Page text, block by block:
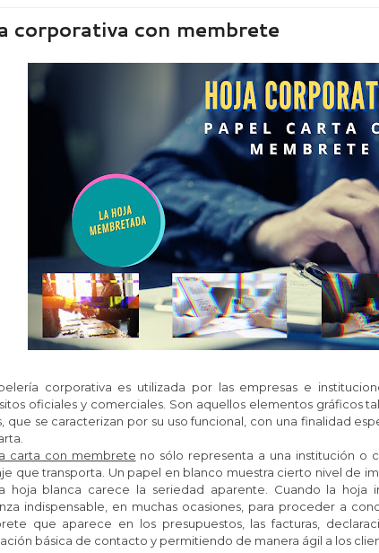
corporativa con membrete
corporativa es utilizada por las empresas e
oficiales y comerciales. Son aquellos elementos gráficos
que se caracterizan por su uso funcional, con una finalidad
carta con membrete no sólo representa a una institución o
que transporta. Un papel en blanco muestra cierto nivel de
hoja blanca carece la seriedad aparente. Cuando la hoja
indispensable, en muchas ocasiones, para proceder a
que aparece en los presupuestos, las facturas,
básica de contacto y permitiendo de manera ágil a los